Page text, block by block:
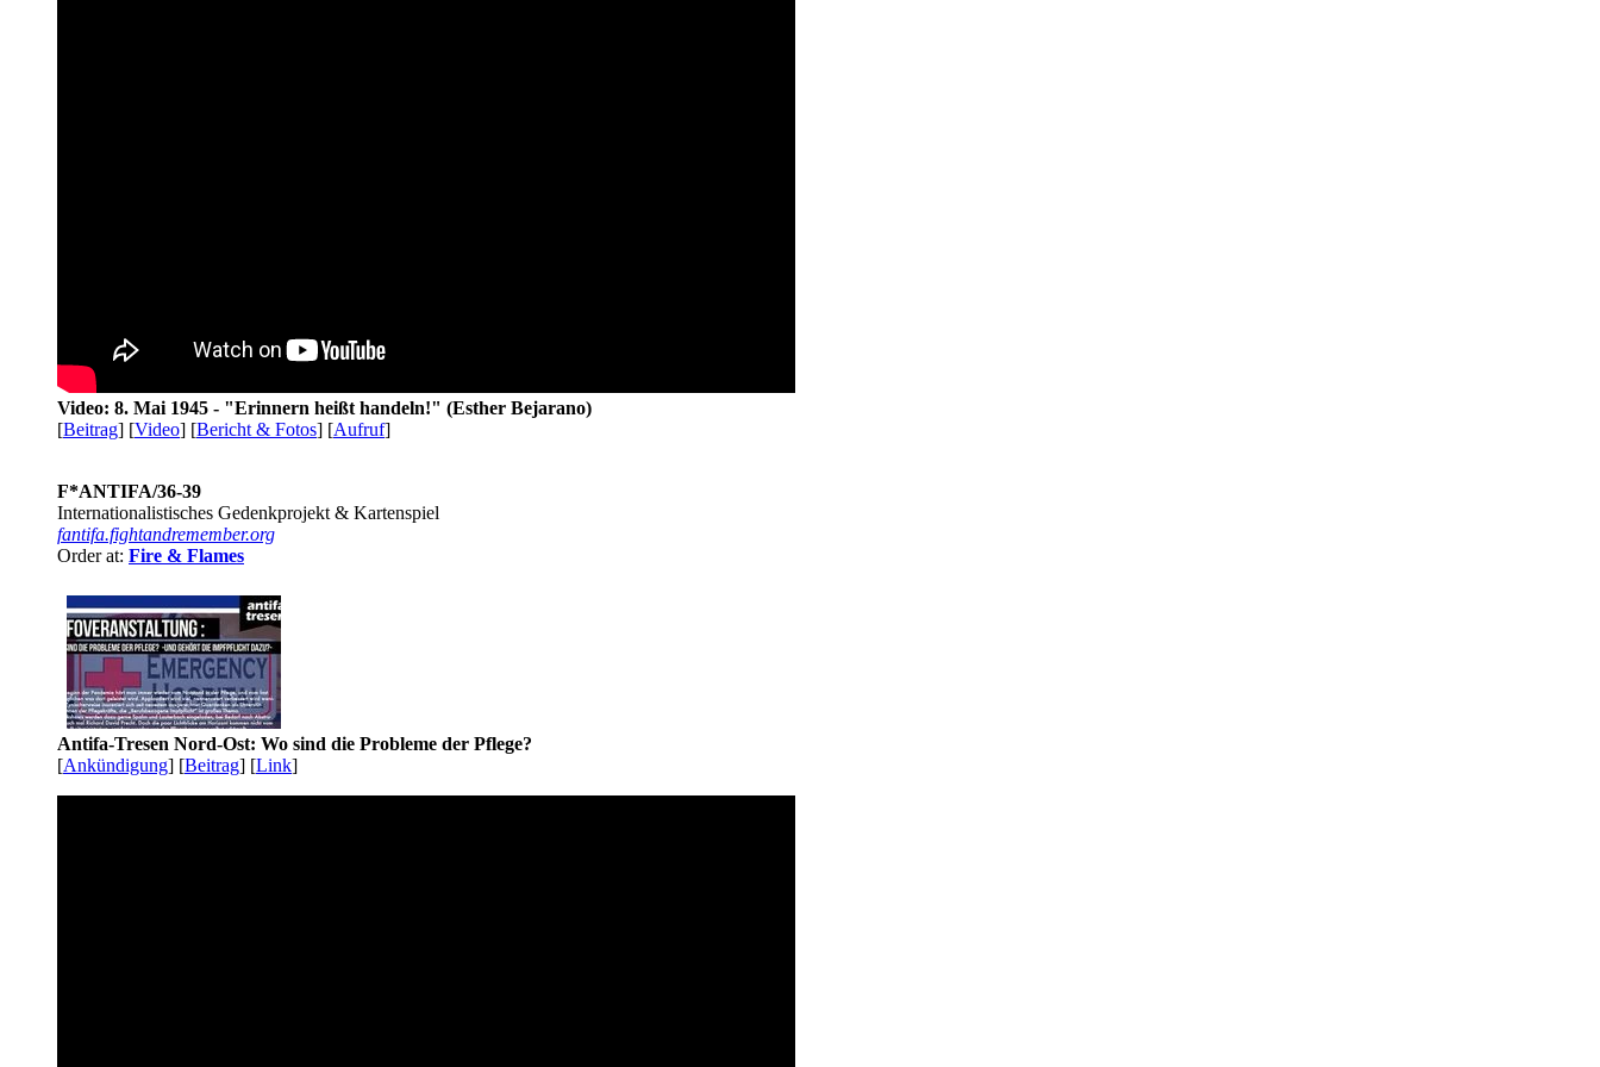
Video: 8. Mai 1945 - "Erinnern heißt handeln!" (Esther Bejarano)
[Beitrag] [Video] [Bericht & Fotos] [Aufruf]
F*ANTIFA/36-39
Internationalistisches Gedenkprojekt & Kartenspiel
fantifa.fightandremember.org
Order at: Fire & Flames
Antifa-Tresen Nord-Ost: Wo sind die Probleme der Pflege?
[Ankündigung] [Beitrag] [Link]